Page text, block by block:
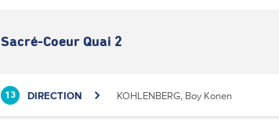
Sacré-Coeur Quai 2
13 DIRECTION KOHLENBERG, Boy Konen